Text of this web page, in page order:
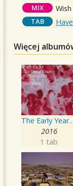
MIX
TAB
Więcej
The Early Years,
2016
1 tab